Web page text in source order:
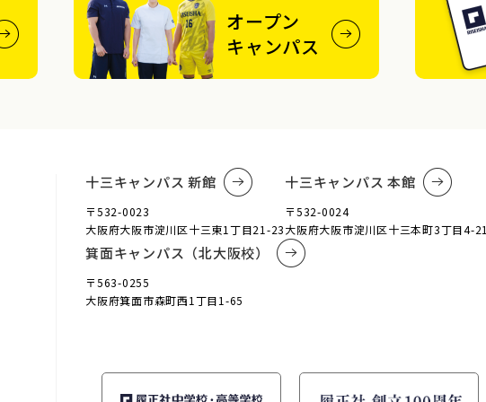
オープン
キャンパス
十三キャンパス 新館
〒532-0023
大阪府大阪市淀川区十三東1丁目21-23
十三キャンパス 本館
〒532-0024
大阪府大阪市淀川区十三本町3丁目4-21
箕面キャンパス（北大阪校）
〒563-0255
大阪府箕面市森町西1丁目1-65